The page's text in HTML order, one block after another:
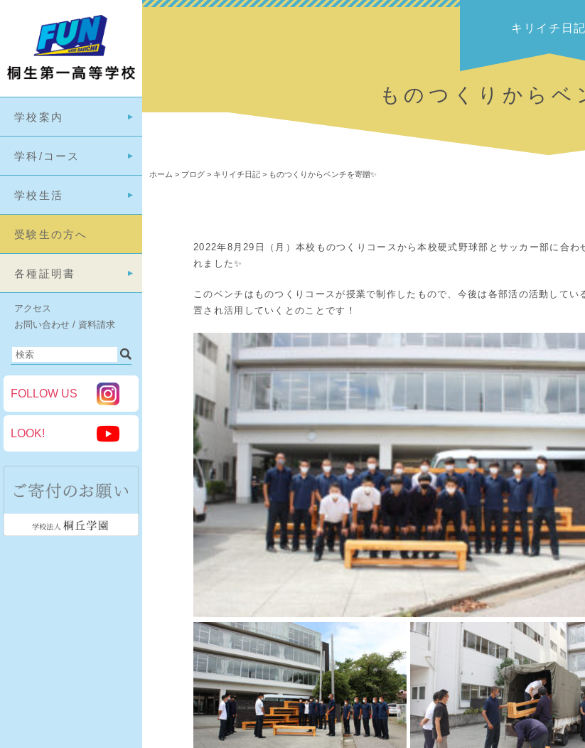
学校案内
学科/コース
学校生活
受験生の方へ
各種証明書
アクセス
お問い合わせ / 資料請求
FOLLOW US
LOOK!
キリイチ日記
ものつくりからベ
ホーム > ブログ > キリイチ日記 > ものつくりからベンチを寄贈✨
2022年8月29日（月）本校ものつくりコースから本校硬式野球部とサッカー部に合わ
れました✨
このベンチはものつくりコースが授業で制作したもので、今後は各部活の活動してい
置され活用していくとのことです！